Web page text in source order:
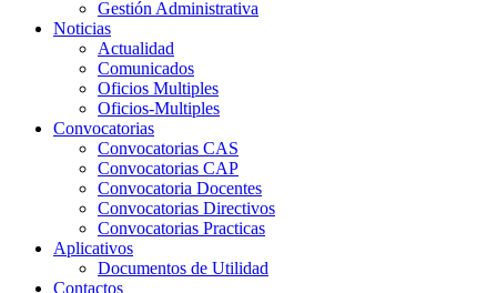
Gestión Administrativa
Noticias
Actualidad
Comunicados
Oficios Multiples
Oficios-Multiples
Convocatorias
Convocatorias CAS
Convocatorias CAP
Convocatoria Docentes
Convocatorias Directivos
Convocatorias Practicas
Aplicativos
Documentos de Utilidad
Contactos